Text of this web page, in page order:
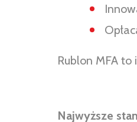
Rublon MFA
Najwyższe